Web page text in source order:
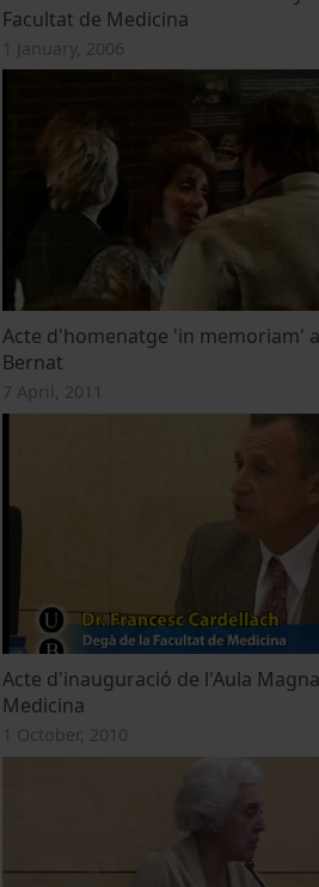
Facultat de Medicina
1 January, 2006
Acte d'homenatge 'in memoriam'
Bernat
7 April, 2011
Acte d'inauguració de l'Aula
Medicina
1 October, 2010